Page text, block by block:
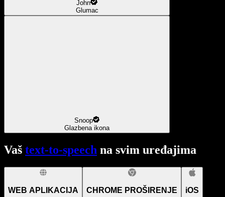
John
Glumac
Snoop
Glazbena ikona
Vaš text-to-speech na svim uređajima
WEB APLIKACIJA CHROME PROŠIRENJE iOS